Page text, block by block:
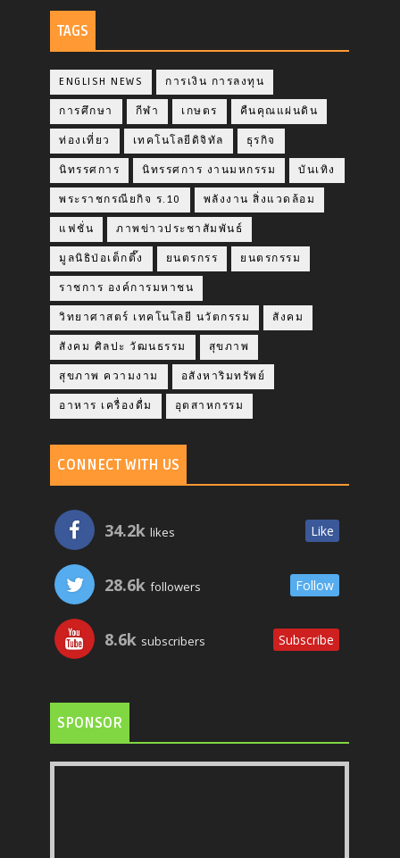
TAGS
ENGLISH NEWS การเงิน การลงทุน
การศึกษา กีฬา เกษตร คืนคุณแผ่นดิน
ท่องเที่ยว เทคโนโลยีดิจิทัล ธุรกิจ
นิทรรศการ นิทรรศการ งานมหกรรม บันเทิง
พระราชกรณียกิจ ร.10 พลังงาน สิ่งแวดล้อม
แฟชั่น ภาพข่าวประชาสัมพันธ์
มูลนิธิป่อเต็กตึ๊ง ยนตรกรร ยนตรกรรม
ราชการ องค์การมหาชน
วิทยาศาสตร์ เทคโนโลยี นวัตกรรม สังคม
สังคม ศิลปะ วัฒนธรรม สุขภาพ
สุขภาพ ความงาม อสังหาริมทรัพย์
อาหาร เครื่องดื่ม อุตสาหกรรม
CONNECT WITH US
34.2k likes Like
28.6k followers Follow
8.6k subscribers Subscribe
SPONSOR